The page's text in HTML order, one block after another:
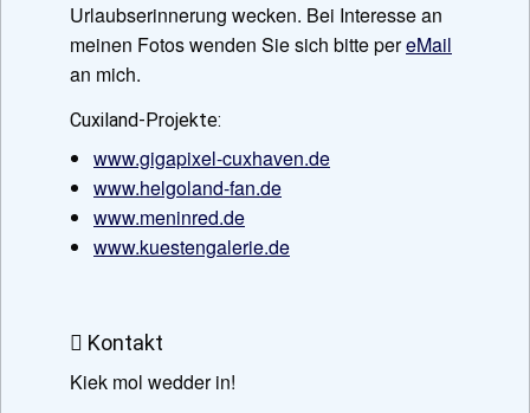
Urlaubserinnerung wecken. Bei Interesse an
meinen Fotos wenden Sie sich bitte pereMail
an mich.
Cuxiland-Projekte:
www.gigapixel-cuxhaven.de
www.helgoland-fan.de
www.meninred.de
www.kuestengalerie.de
Kontakt
Kiek mol wedder in!